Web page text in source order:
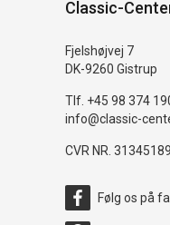
Classic-
Fjelshøjvej 7
DK-9260 Gistrup
Tlf. +45 98 374
info@classic-
CVR NR. 31345189
Følg os på